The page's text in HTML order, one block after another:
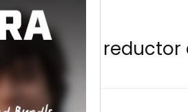
Adaptador reductor
unidad disponible!